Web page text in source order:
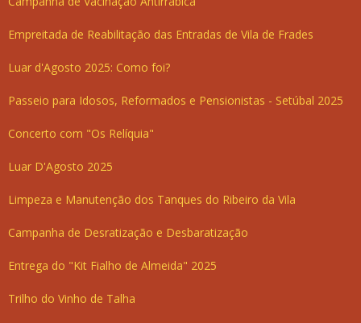
Empreitada de Reabilitação das Entradas de Vila de Frades
Luar d'Agosto 2025: Como foi?
Passeio para Idosos, Reformados e Pensionistas - Setúbal 2025
Concerto com "Os Relíquia"
Luar D'Agosto 2025
Limpeza e Manutenção dos Tanques do Ribeiro da Vila
Campanha de Desratização e Desbaratização
Entrega do "Kit Fialho de Almeida" 2025
Trilho do Vinho de Talha